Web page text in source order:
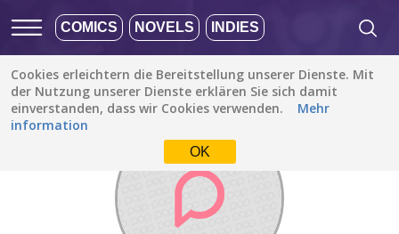
COMICS NOVELS INDIES
Cookies erleichtern die Bereitstellung unserer Dienste. Mit
der Nutzung unserer Dienste erklären Sie sich damit
einverstanden, dass wir Cookies verwenden.
Mehr
information
OK
Entdecken / Akire Malelang37